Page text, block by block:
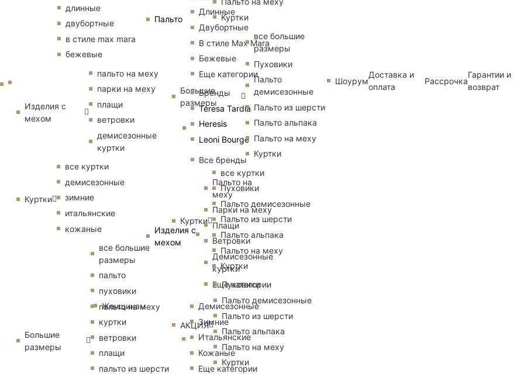
Женщинам
Пальто
Длинные
Двубортные
В стиле Max Mara
Бежевые
Еще категории
Бренды
Teresa Tardia
Heresis
Leoni Bourge
Все бренды
Изделия с
мехом
Пальто на
меху
Парки на меху
Плащи
Ветровки
Демисезонные
куртки
Еще категории
Демисезонные
Зимние
Итальянские
Кожаные
Еще категории
длинные
двубортные
в стиле max mara
бежевые
Изделия с
мехом
пальто на меху
парки на меху
плащи
ветровки
демисезонные
куртки
Куртки
все куртки
демисезонные
зимние
итальянские
кожаные
Большие
размеры
все большие
размеры
пальто
пуховики
пальто на меху
куртки
ветровки
плащи
пальто из шерсти
Куртки
Большие
размеры
все большие
размеры
Пуховики
Пальто
демисезонные
Пальто из шерсти
Пальто альпака
Пальто на меху
Куртки
Куртки
все куртки
Пуховики
Пальто демисезонные
Пальто из шерсти
Пальто альпака
Пальто на меху
Куртки
АКЦИЯ
Пуховики
Пальто демисезонные
Пальто из шерсти
Пальто альпака
Пальто на меху
Куртки
Шоурум
Доставка и
оплата
Рассрочка
Гарантии и
возврат